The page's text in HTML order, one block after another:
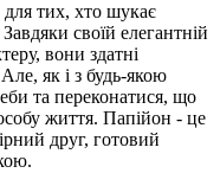
тих, хто шукає
своїй елегантній
вони здатні
як і з будь-якою
та переконатися, що
життя. Папійон - це
друг, готовий